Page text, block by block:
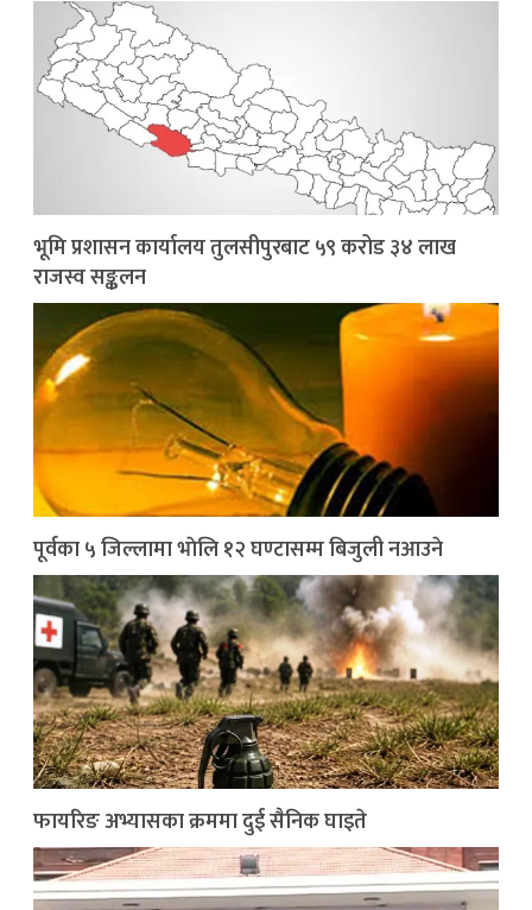
भूमि प्रशासन कार्यालय तुलसीपुरबाट ५९ करोड ३४ लाख
राजस्व सङ्कलन
पूर्वका ५ जिल्लामा भाेलि १२ घण्टासम्म बिजुली नआउने
फायरिङ अभ्यासका क्रममा दुई सैनिक घाइते